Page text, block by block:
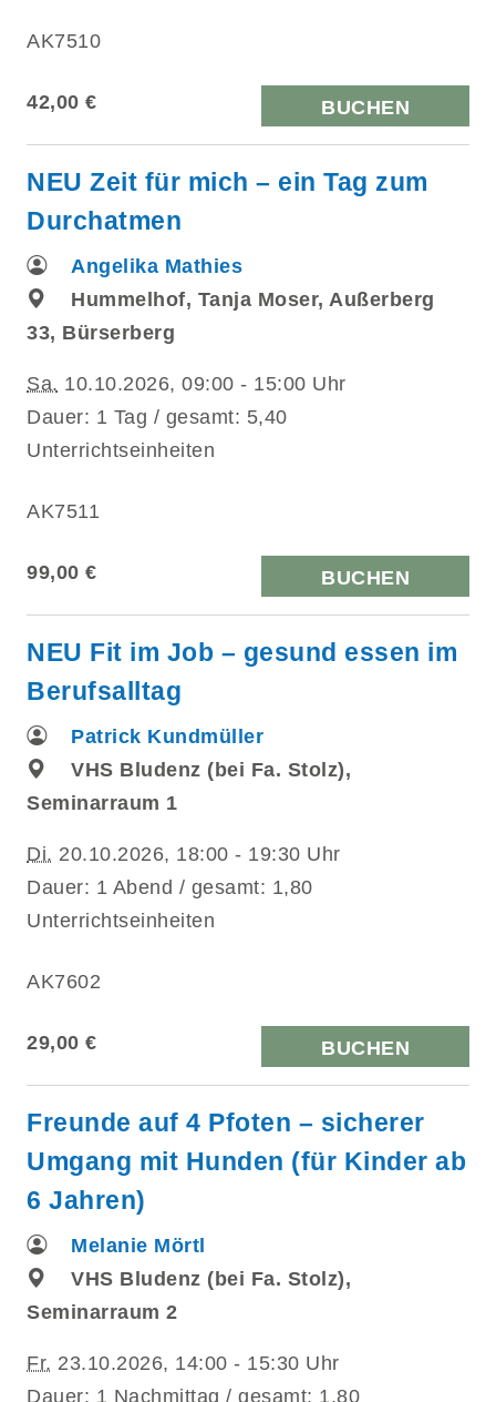
AK7510
42,00 € BUCHEN
NEU Zeit für mich – ein Tag zum
Durchatmen
Angelika Mathies
Hummelhof, Tanja Moser, Außerberg
33, Bürserberg
Sa. 10.10.2026, 09:00 - 15:00 Uhr
Dauer: 1 Tag / gesamt: 5,40
Unterrichtseinheiten
AK7511
99,00 € BUCHEN
NEU Fit im Job – gesund essen im
Berufsalltag
Patrick Kundmüller
VHS Bludenz (bei Fa. Stolz),
Seminarraum 1
Di. 20.10.2026, 18:00 - 19:30 Uhr
Dauer: 1 Abend / gesamt: 1,80
Unterrichtseinheiten
AK7602
29,00 € BUCHEN
Freunde auf 4 Pfoten – sicherer
Umgang mit Hunden (für Kinder ab
6 Jahren)
Melanie Mörtl
VHS Bludenz (bei Fa. Stolz),
Seminarraum 2
Fr. 23.10.2026, 14:00 - 15:30 Uhr
Dauer: 1 Nachmittag / gesamt: 1,80